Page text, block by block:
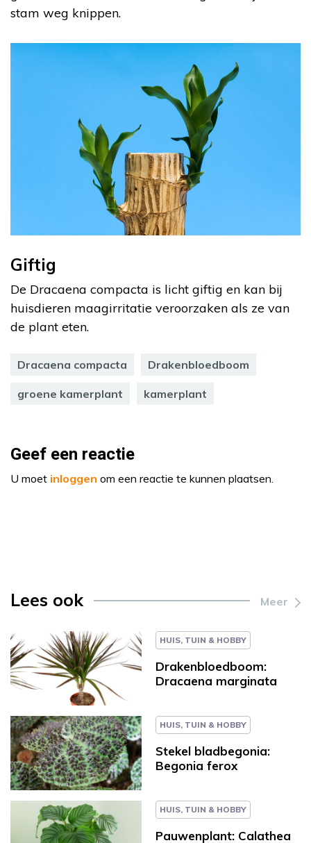
stam weg knippen.
Giftig
De Dracaena compacta is licht giftig en kan bij
huisdieren maagirritatie veroorzaken als ze van
de plant eten.
Dracaena compacta Drakenbloedboom
groene kamerplant kamerplant
Geef een reactie
U moet inloggen om een reactie te kunnen plaatsen.
Lees ook Meer
HUIS, TUIN & HOBBY
Drakenbloedboom:
Dracaena marginata
HUIS, TUIN & HOBBY
Stekel bladbegonia:
Begonia ferox
HUIS, TUIN & HOBBY
Pauwenplant: Calathea